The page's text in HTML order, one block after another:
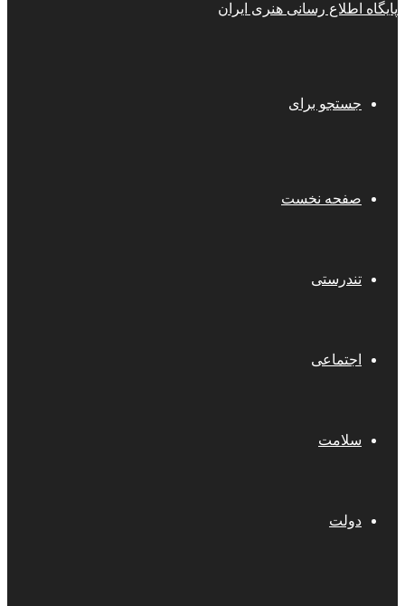
پایگاه اطلاع رسانی هنری ایران
جستجو برای
صفحه نخست
تندرستی
اجتماعی
سلامت
دولت